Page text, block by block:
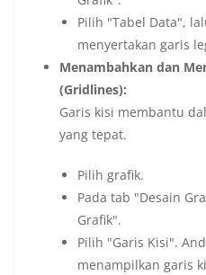
Pilih "Tabel Data",
menyertakan garis
Menambahkan dan
(Gridlines):
Garis kisi membantu
yang tepat.
Pilih grafik.
Pada tab "Desain
Grafik".
Pilih "Garis Kisi".
menampilkan garis